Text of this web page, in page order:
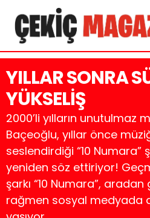
YILLAR SONRA
YÜKSELİŞ
2000’li yılların unutulmaz
Baçeoğlu, yıllar önce
seslendirdiği “10 Numara”
yeniden söz ettiriyor!
şarkı “10 Numara”,
rağmen sosyal medyada